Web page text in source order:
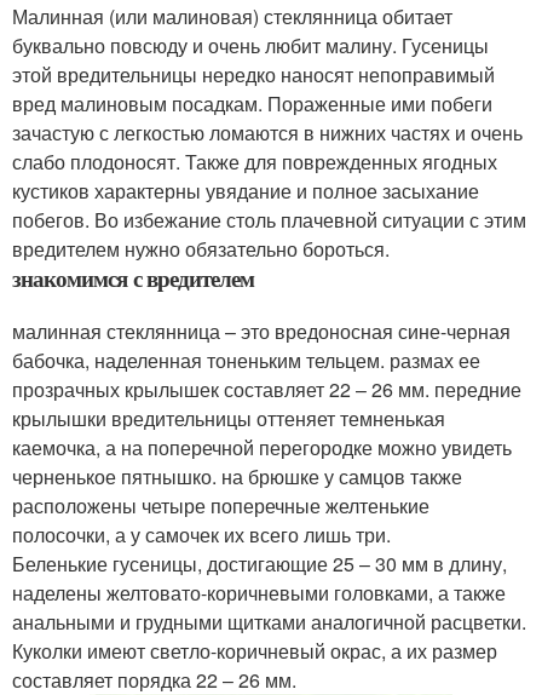
Малинная (или малиновая) стеклянница обитает
буквально повсюду и очень любит малину. Гусеницы
этой вредительницы нередко наносят непоправимый
вред малиновым посадкам. Пораженные ими побеги
зачастую с легкостью ломаются в нижних частях и очень
слабо плодоносят. Также для поврежденных ягодных
кустиков характерны увядание и полное засыхание
побегов. Во избежание столь плачевной ситуации с этим
вредителем нужно обязательно бороться.
знакомимся с вредителем
малинная стеклянница – это вредоносная сине-черная
бабочка, наделенная тоненьким тельцем. размах ее
прозрачных крылышек составляет 22 – 26 мм. передние
крылышки вредительницы оттеняет темненькая
каемочка, а на поперечной перегородке можно увидеть
черненькое пятнышко. на брюшке у самцов также
расположены четыре поперечные желтенькие
полосочки, а у самочек их всего лишь три.
Беленькие гусеницы, достигающие 25 – 30 мм в длину,
наделены желтовато-коричневыми головками, а также
анальными и грудными щитками аналогичной расцветки.
Куколки имеют светло-коричневый окрас, а их размер
составляет порядка 22 – 26 мм.